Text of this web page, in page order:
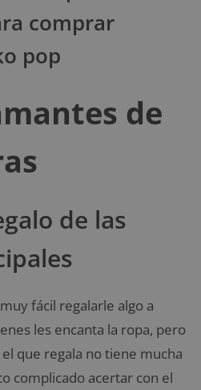
comprar
pop
de
de las
fácil regalarle algo a
les encanta la ropa, pero
que regala no tiene mucha
complicado acertar con el